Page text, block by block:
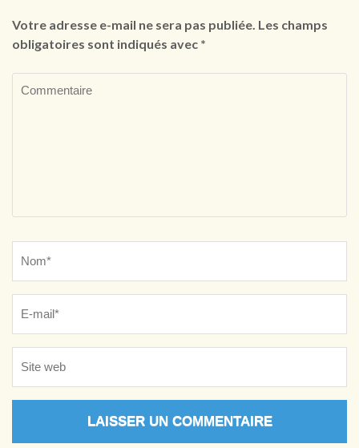
Votre adresse e-mail ne sera pas publiée. Les champs
obligatoires sont indiqués avec *